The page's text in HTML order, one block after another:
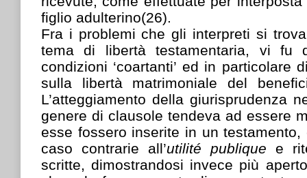
figlio adulterino(26).
Fra i problemi che gli interpreti si
tema di libertà testamentaria, vi fu
condizioni ‘coartanti’ ed in particolare
sulla libertà matrimoniale del
L’atteggiamento della giurisprudenza
genere di clausole tendeva ad essere
esse fossero inserite in un
caso contrarie all’utilité publique e
scritte, dimostrandosi invece più